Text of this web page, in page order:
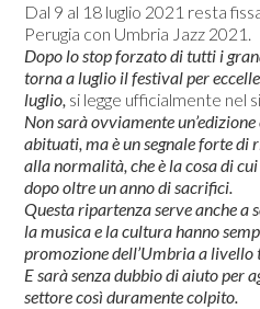
Dal 9 al 18 luglio 2021 resta
Perugia con Umbria Jazz 2021.
Dopo lo stop forzato di tutti i
torna a luglio il festival per
luglio, si legge ufficialmente nel
Non sarà ovviamente
abituati, ma è un segnale forte di
alla normalità, che è la cosa di
dopo oltre un anno di sacrifici.
Questa ripartenza serve anche a
la musica e la cultura hanno
promozione dell’Umbria a livello
E sarà senza dubbio di aiuto per
settore così duramente colpito.